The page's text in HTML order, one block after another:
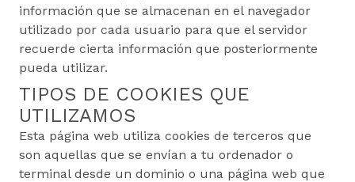
información que se almacenan en el navegador
utilizado por cada usuario para que el servidor
recuerde cierta información que posteriormente
pueda utilizar.
TIPOS DE COOKIES QUE
UTILIZAMOS
Esta página web utiliza cookies de terceros que
son aquellas que se envían a tu ordenador o
terminal desde un dominio o una página web que